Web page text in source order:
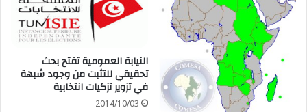
النيابة العمومية تفتح بحث
تحقيقي للتثبت من وجود شبهة
في تزوير تزكيات انتخابية
2014/10/03